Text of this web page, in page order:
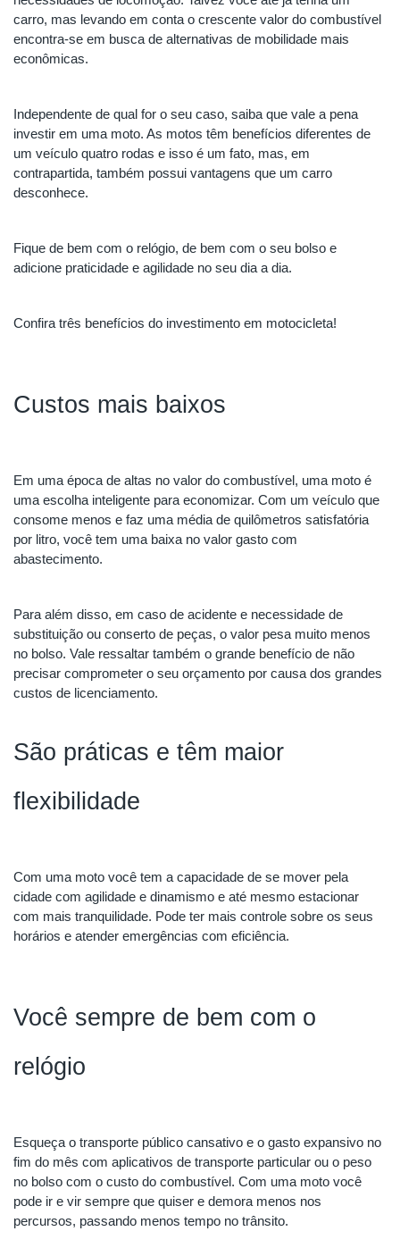
carro, mas levando em conta o crescente valor do combustível
encontra-se em busca de alternativas de mobilidade mais
econômicas.
Independente de qual for o seu caso, saiba que vale a pena
investir em uma moto. As motos têm benefícios diferentes de
um veículo quatro rodas e isso é um fato, mas, em
contrapartida, também possui vantagens que um carro
desconhece.
Fique de bem com o relógio, de bem com o seu bolso e
adicione praticidade e agilidade no seu dia a dia.
Confira três benefícios do investimento em motocicleta!
Custos mais baixos
Em uma época de altas no valor do combustível, uma moto é
uma escolha inteligente para economizar. Com um veículo que
consome menos e faz uma média de quilômetros satisfatória
por litro, você tem uma baixa no valor gasto com
abastecimento.
Para além disso, em caso de acidente e necessidade de
substituição ou conserto de peças, o valor pesa muito menos
no bolso. Vale ressaltar também o grande benefício de não
precisar comprometer o seu orçamento por causa dos grandes
custos de licenciamento.
São práticas e têm maior
flexibilidade
Com uma moto você tem a capacidade de se mover pela
cidade com agilidade e dinamismo e até mesmo estacionar
com mais tranquilidade. Pode ter mais controle sobre os seus
horários e atender emergências com eficiência.
Você sempre de bem com o
relógio
Esqueça o transporte público cansativo e o gasto expansivo no
fim do mês com aplicativos de transporte particular ou o peso
no bolso com o custo do combustível. Com uma moto você
pode ir e vir sempre que quiser e demora menos nos
percursos, passando menos tempo no trânsito.